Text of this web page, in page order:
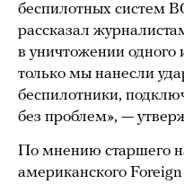
беспилотных систем
рассказал
в уничтожении одного
только мы нанесли
беспилотники,
без проблем», —
По мнению старшего
американского